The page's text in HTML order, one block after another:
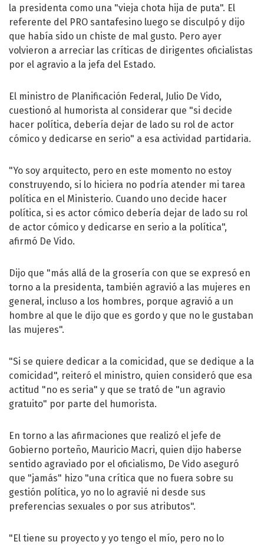
la presidenta como una "vieja chota hija de puta". El
referente del PRO santafesino luego se disculpó y dijo
que había sido un chiste de mal gusto. Pero ayer
volvieron a arreciar las críticas de dirigentes oficialistas
por el agravio a la jefa del Estado.
El ministro de Planificación Federal, Julio De Vido,
cuestionó al humorista al considerar que "si decide
hacer política, debería dejar de lado su rol de actor
cómico y dedicarse en serio" a esa actividad partidaria.
"Yo soy arquitecto, pero en este momento no estoy
construyendo, si lo hiciera no podría atender mi tarea
política en el Ministerio. Cuando uno decide hacer
política, si es actor cómico debería dejar de lado su rol
de actor cómico y dedicarse en serio a la política",
afirmó De Vido.
Dijo que "más allá de la grosería con que se expresó en
torno a la presidenta, también agravió a las mujeres en
general, incluso a los hombres, porque agravió a un
hombre al que le dijo que es gordo y que no le gustaban
las mujeres".
"Si se quiere dedicar a la comicidad, que se dedique a la
comicidad", reiteró el ministro, quien consideró que esa
actitud "no es seria" y que se trató de "un agravio
gratuito" por parte del humorista.
En torno a las afirmaciones que realizó el jefe de
Gobierno porteño, Mauricio Macri, quien dijo haberse
sentido agraviado por el oficialismo, De Vido aseguró
que "jamás" hizo "una crítica que no fuera sobre su
gestión política, yo no lo agravié ni desde sus
preferencias sexuales o por sus atributos".
"El tiene su proyecto y yo tengo el mío, pero no lo